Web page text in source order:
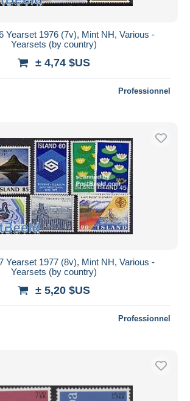
Yearset 1976 (7v), Mint NH, Various -
Yearsets (by country)
± 4,74 $US
Professionnel
Yearset 1977 (8v), Mint NH, Various -
Yearsets (by country)
± 5,20 $US
Professionnel